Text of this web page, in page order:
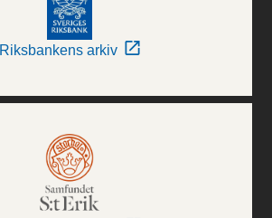
Riksbankens arkiv